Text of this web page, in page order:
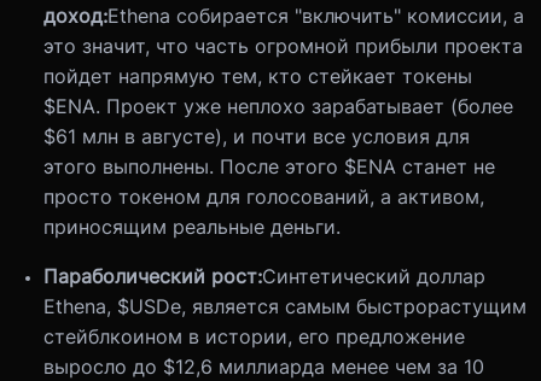
доход:Ethena собирается "включить" комиссии, а
это значит, что часть огромной прибыли проекта
пойдет напрямую тем, кто стейкает токены
$ENA. Проект уже неплохо зарабатывает (более
$61 млн в августе), и почти все условия для
этого выполнены. После этого $ENA станет не
просто токеном для голосований, а активом,
приносящим реальные деньги.
Параболический рост:Синтетический доллар
Ethena, $USDe, является самым быстрорастущим
стейблкоином в истории, его предложение
выросло до $12,6 миллиарда менее чем за 10